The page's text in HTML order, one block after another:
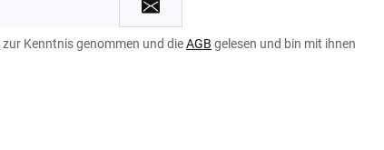
zur Kenntnis genommen und dieAGB gelesen und bin mit ihnen